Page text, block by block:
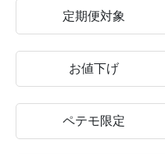
定期便対象
お値下げ
ペテモ限定